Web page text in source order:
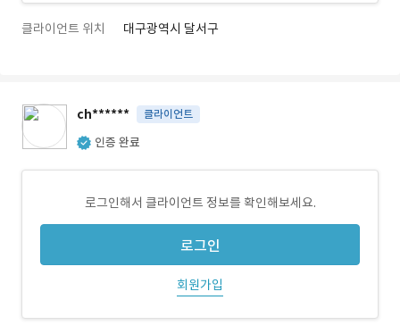
클라이언트 위치 대구광역시 달서구
ch****** 클라이언트
인증 완료
로그인해서 클라이언트 정보를 확인해보세요.
로그인
회원가입